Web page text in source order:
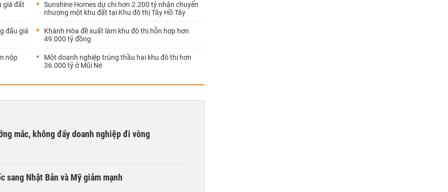
giá đất
đấu giá
nộp
Sunshine Homes dự chi hơn 2.200 tỷ nhận chuyển
nhượng một khu đất tại Khu đô thị Tây Hồ Tây
Khánh Hòa đề xuất làm khu đô thị hỗn hợp hơn
49.000 tỷ đồng
Một doanh nghiệp trúng thầu hai khu đô thị hơn
36.000 tỷ ở Mũi Né
mắc, không đẩy doanh nghiệp đi vòng
sang Nhật Bản và Mỹ giảm mạnh